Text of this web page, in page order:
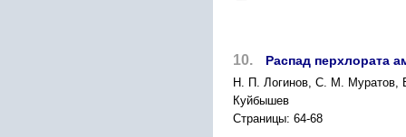
10. Распад перхлората
Н. П. Логинов, С. М. Муратов,
Куйбышев
Страницы: 64-68